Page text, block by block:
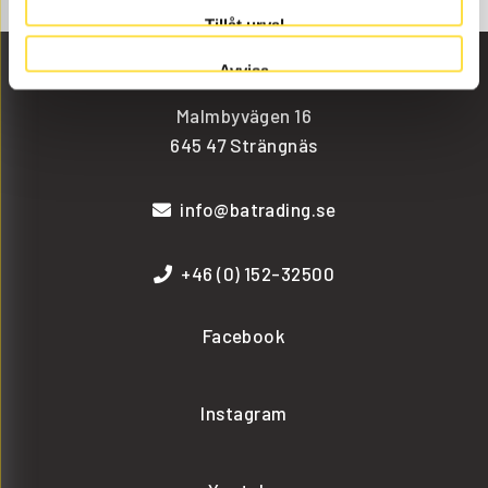
Tillåt urval
Avvisa
Malmbyvägen 16
645 47 Strängnäs
info@batrading.se
+46 (0) 152-32500
Facebook
Instagram